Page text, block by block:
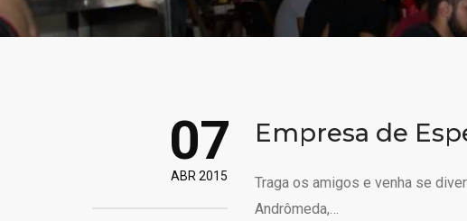
07
ABR 2015
Empresa de
Traga os amigos e venha se
Andrômeda,…